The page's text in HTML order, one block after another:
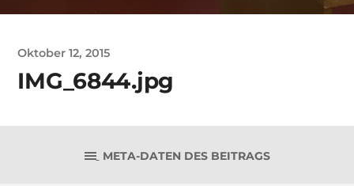
Oktober 12, 2015
IMG_6844.jpg
META-DATEN DES BEITRAGS